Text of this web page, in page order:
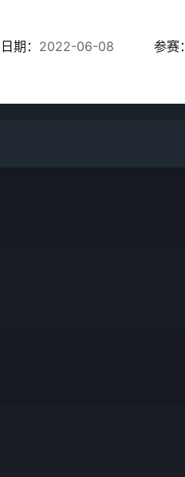
日期： 2022-06-08 参赛：